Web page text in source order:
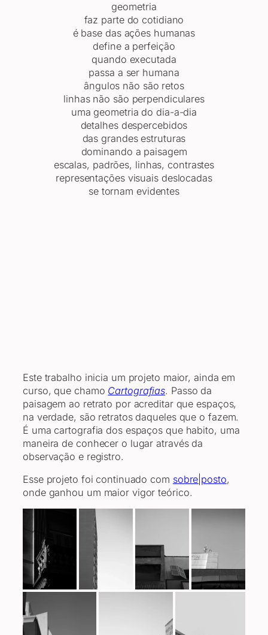
geometria
faz parte do cotidiano
é base das ações humanas
define a perfeição
quando executada
passa a ser humana
ângulos não são retos
linhas não são perpendiculares
uma geometria do dia-a-dia
detalhes despercebidos
das grandes estruturas
dominando a paisagem
escalas, padrões, linhas, contrastes
representações visuais deslocadas
se tornam evidentes
Este trabalho inicia um projeto maior, ainda em
curso, que chamo Cartografias. Passo da
paisagem ao retrato por acreditar que espaços,
na verdade, são retratos daqueles que o fazem.
É uma cartografia dos espaços que habito, uma
maneira de conhecer o lugar através da
observação e registro.
Esse projeto foi continuado com sobre|posto,
onde ganhou um maior vigor teórico.